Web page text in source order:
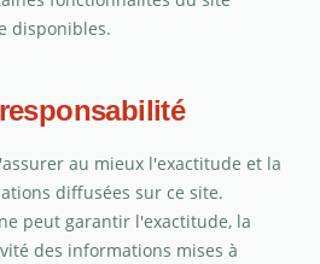
disponibles.
au mieux l'exactitude et la
diffusées sur ce site.
peut garantir l'exactitude, la
des informations mises à